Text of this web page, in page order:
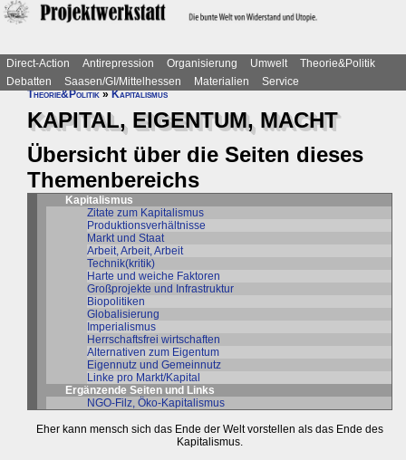
Direct-Action Antirepression Organisierung Umwelt
Theorie&Politik
Debatten
Saasen/GI/Mittelhessen Materialien
Service
Theorie&Politik»Kapitalismus
KAPITAL, EIGENTUM, MACHT
Übersicht über die Seiten dieses
Themenbereichs
Kapitalismus
Zitate zum Kapitalismus
Produktionsverhältnisse
Markt und Staat
Arbeit, Arbeit, Arbeit
Technik(kritik)
Harte und weiche Faktoren
Großprojekte und Infrastruktur
Biopolitiken
Globalisierung
Imperialismus
Herrschaftsfrei wirtschaften
Alternativen zum Eigentum
Eigennutz und Gemeinnutz
Linke pro Markt/Kapital
Ergänzende Seiten und Links
NGO-Filz, Öko-Kapitalismus
Eher kann mensch sich das Ende der Welt vorstellen als das Ende des
Kapitalismus.